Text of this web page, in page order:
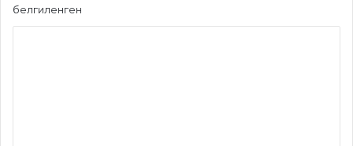
белгиленген